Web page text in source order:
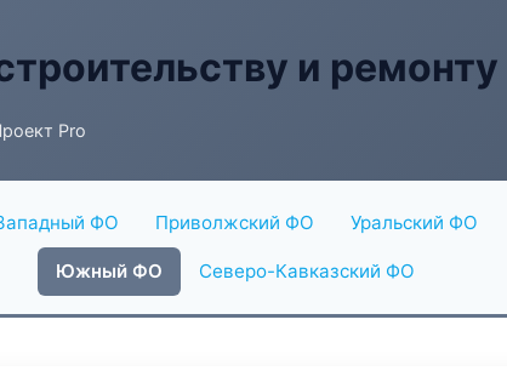
и ремонту
Pro
ФО Приволжский ФО Уральский ФО
Южный ФО Северо-Кавказский ФО